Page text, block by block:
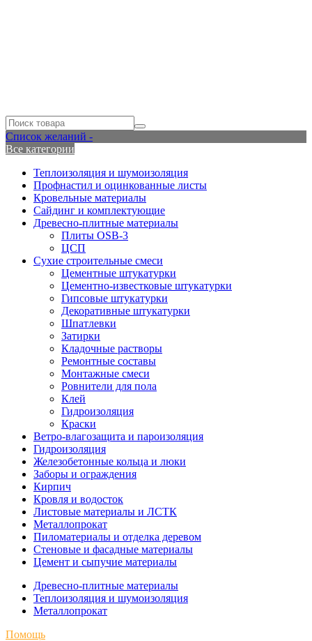
Список желаний -
Все категории
Теплоизоляция и шумоизоляция
Профнастил и оцинкованные листы
Кровельные материалы
Сайдинг и комплектующие
Древесно-плитные материалы
Плиты OSB-3
ЦСП
Сухие строительные смеси
Цементные штукатурки
Цементно-известковые штукатурки
Гипсовые штукатурки
Декоративные штукатурки
Шпатлевки
Затирки
Кладочные растворы
Ремонтные составы
Монтажные смеси
Ровнители для пола
Клей
Гидроизоляция
Краски
Ветро-влагозащита и пароизоляция
Гидроизоляция
Железобетонные кольца и люки
Заборы и ограждения
Кирпич
Кровля и водосток
Листовые материалы и ЛСТК
Металлопрокат
Пиломатериалы и отделка деревом
Стеновые и фасадные материалы
Цемент и сыпучие материалы
Древесно-плитные материалы
Теплоизоляция и шумоизоляция
Металлопрокат
Помощь